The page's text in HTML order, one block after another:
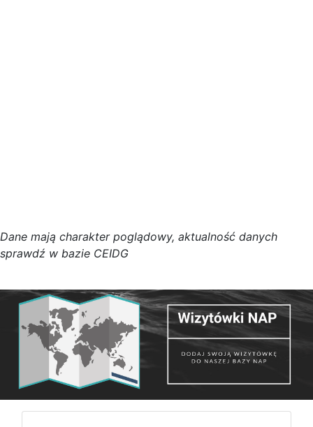
Dane mają charakter poglądowy, aktualność danych
sprawdź w bazie CEIDG